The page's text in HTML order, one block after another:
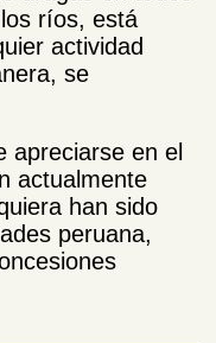
ríos, está
actividad
se
apreciarse en el
actualmente
han sido
peruana,